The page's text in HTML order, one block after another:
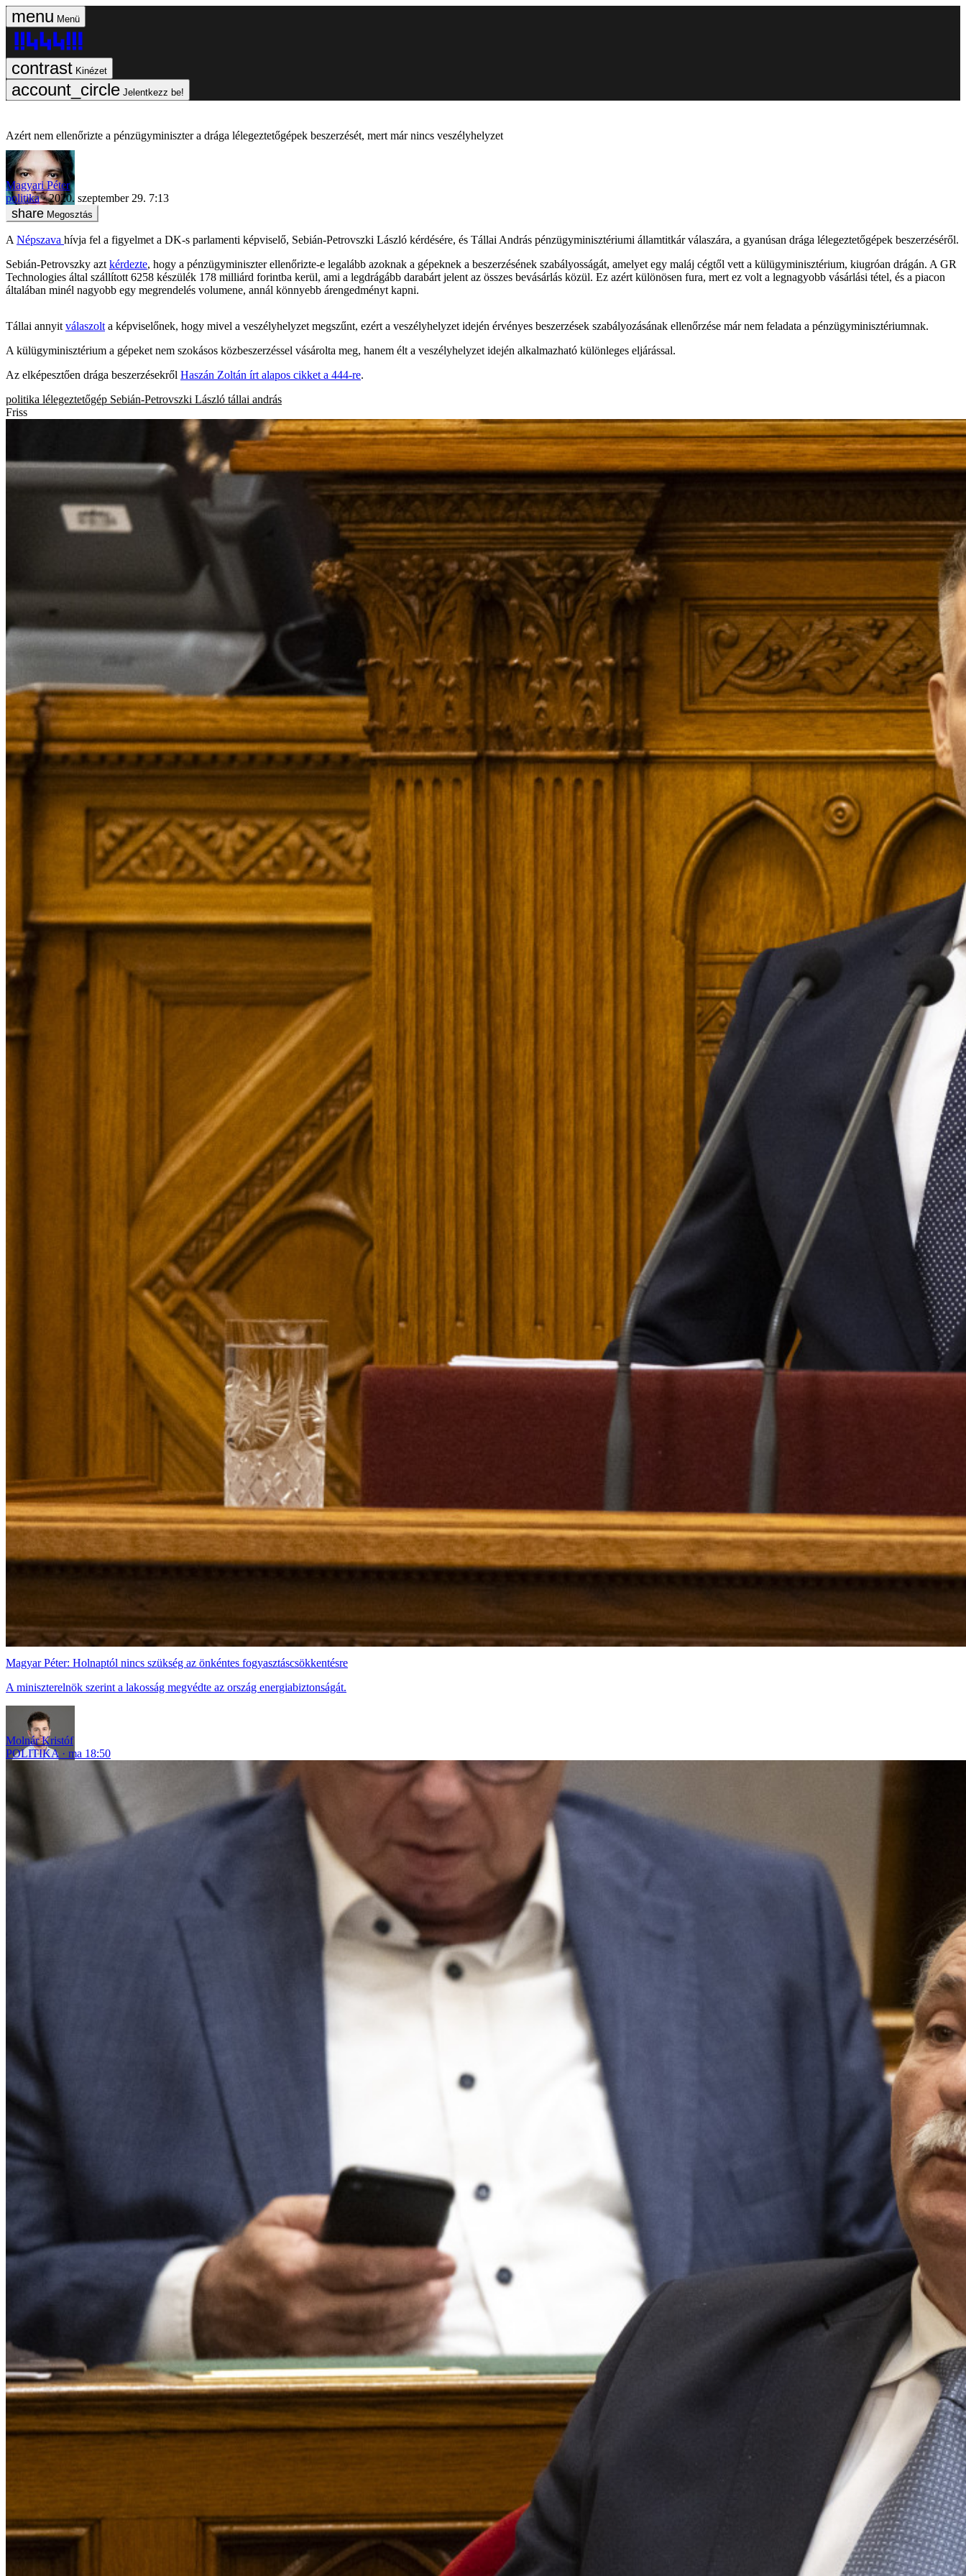
Menü
Kinézet
Jelentkezz be!
Azért nem ellenőrizte a pénzügyminiszter a drága lélegeztetőgépek beszerzését, mert már nincs veszélyhelyzet
Magyari Péter
politika
2020. szeptember 29. 7:13
Megosztás
A Népszava hívja fel a figyelmet a DK-s parlamenti képviselő, Sebián-Petrovszki László kérdésére, és Tállai András pénzügyminisztériumi államtitkár válaszára, a gyanúsan drága lélegeztetőgépek beszerzéséről.
Sebián-Petrovszky azt kérdezte, hogy a pénzügyminiszter ellenőrizte-e legalább azoknak a gépeknek a beszerzésének szabályosságát, amelyet egy maláj cégtől vett a külügyminisztérium, kiugróan drágán. A GR
Technologies által szállított 6258 készülék 178 milliárd forintba kerül, ami a legdrágább darabárt jelent az összes bevásárlás közül. Ez azért különösen fura, mert ez volt a legnagyobb vásárlási tétel, és a piacon
általában minél nagyobb egy megrendelés volumene, annál könnyebb árengedményt kapni.
Tállai annyit válaszolt a képviselőnek, hogy mivel a veszélyhelyzet megszűnt, ezért a veszélyhelyzet idején érvényes beszerzések szabályozásának ellenőrzése már nem feladata a pénzügyminisztériumnak.
A külügyminisztérium a gépeket nem szokásos közbeszerzéssel vásárolta meg, hanem élt a veszélyhelyzet idején alkalmazható különleges eljárással.
Az elképesztően drága beszerzésekről Haszán Zoltán írt alapos cikket a 444-re.
politika lélegeztetőgép Sebián-Petrovszki László tállai andrás
Friss
Magyar Péter: Holnaptól nincs szükség az önkéntes fogyasztáscsökkentésre
A miniszterelnök szerint a lakosság megvédte az ország energiabiztonságát.
Molnár Kristóf
POLITIKA
ma 18:50